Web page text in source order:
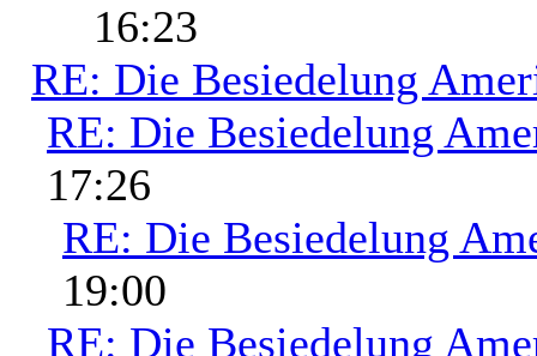
16:23
RE: Die Besiedelung
RE: Die Besiedelung
17:26
RE: Die Besiedelung
19:00
RE: Die Besiedelung